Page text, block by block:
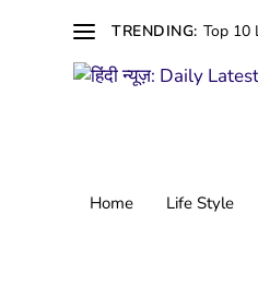
TRENDING: Top 10
Home Life Style